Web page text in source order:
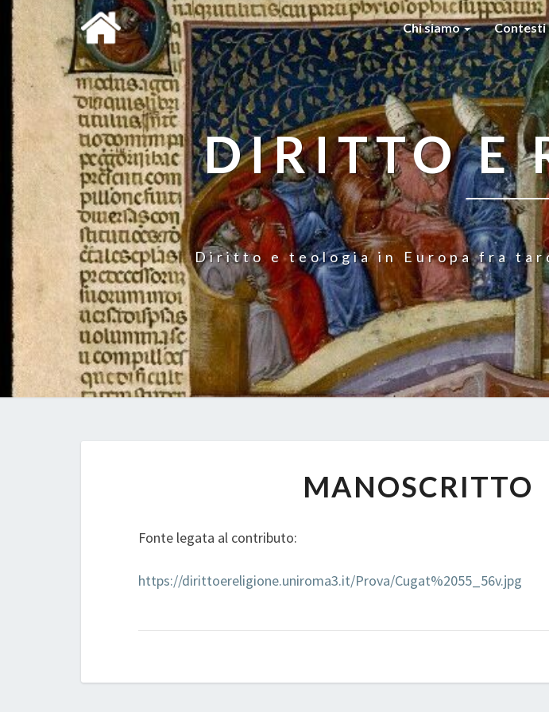
Chi siamo
DIRITTO E
Diritto e teologia in Europa fra
MANOSCRITTO
Fonte legata al contributo:
https://dirittoereligione.uniroma3.it/Prova/Cugat%2055_56v.jpg